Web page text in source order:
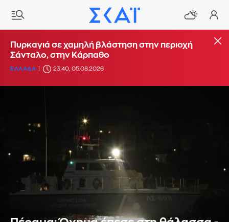
Πυρκαγιά σε χαμηλή βλάστηση στην περιοχή
Σάνταλο, στην Κάρπαθο
ΕΛΛΑΔΑ 23:40, 05.08.2026